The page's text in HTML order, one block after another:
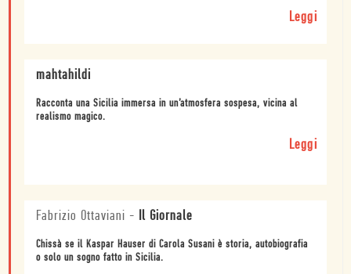
Leggi
mahtahildi
Racconta una Sicilia immersa in un’atmosfera sospesa, vicina al
realismo magico.
Leggi
Fabrizio Ottaviani - Il Giornale
Chissà se il Kaspar Hauser di Carola Susani è storia, autobiografia
o solo un sogno fatto in Sicilia.